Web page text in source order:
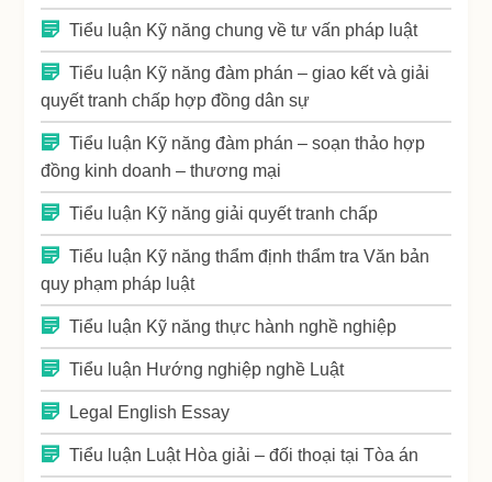
Tiểu luận Kỹ năng chung về tư vấn pháp luật
Tiểu luận Kỹ năng đàm phán – giao kết và giải
quyết tranh chấp hợp đồng dân sự
Tiểu luận Kỹ năng đàm phán – soạn thảo hợp
đồng kinh doanh – thương mại
Tiểu luận Kỹ năng giải quyết tranh chấp
Tiểu luận Kỹ năng thẩm định thẩm tra Văn bản
quy phạm pháp luật
Tiểu luận Kỹ năng thực hành nghề nghiệp
Tiểu luận Hướng nghiệp nghề Luật
Legal English Essay
Tiểu luận Luật Hòa giải – đối thoại tại Tòa án